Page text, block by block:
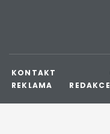
KONTAKT
REKLAMA
REDAKCE